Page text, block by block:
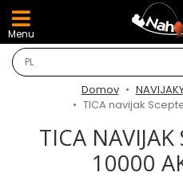
Menu
Domov
TICA navijak
TICA NAVIJAK
10000
DARČEKY A AKCIE
TOP AKCIE
Odporúčame